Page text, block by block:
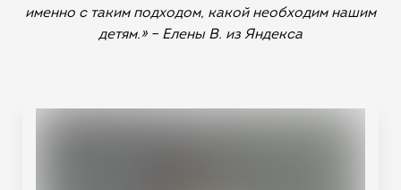
именно с таким подходом, какой необходим нашим
детям.» – Елены В. из Яндекса